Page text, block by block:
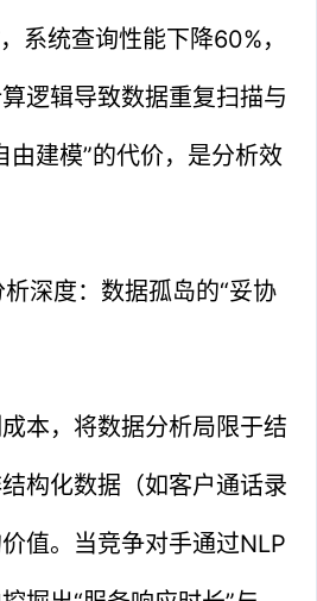
系统查询性能下降60%，
逻辑导致数据重复扫描与
由建模”的代价，是分析效
深度：数据孤岛的“妥协
本，将数据分析局限于结
构化数据（如客户通话录
值。当竞争对手通过NLP